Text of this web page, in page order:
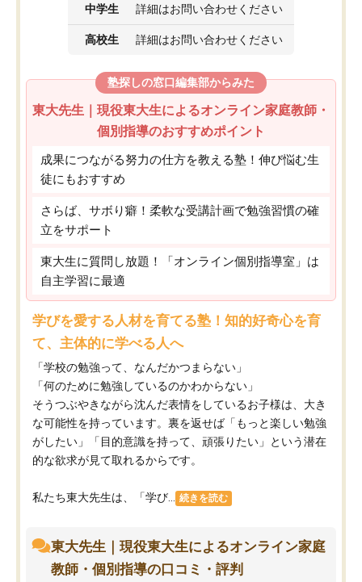
中学生 詳細はお問い合わせください
高校生 詳細はお問い合わせください
塾探しの窓口編集部からみた
東大先生｜現役東大生によるオンライン家庭教師・
個別指導のおすすめポイント
成果につながる努力の仕方を教える塾！伸び悩む生
徒にもおすすめ
さらば、サボり癖！柔軟な受講計画で勉強習慣の確
立をサポート
東大生に質問し放題！「オンライン個別指導室」は
自主学習に最適
学びを愛する人材を育てる塾！知的好奇心を育
て、主体的に学べる人へ
「学校の勉強って、なんだかつまらない」
「何のために勉強しているのかわからない」
そうつぶやきながら沈んだ表情をしているお子様は、大き
な可能性を持っています。裏を返せば「もっと楽しい勉強
がしたい」「目的意識を持って、頑張りたい」という潜在
的な欲求が見て取れるからです。
私たち東大先生は、「学び... 続きを読む
東大先生｜現役東大生によるオンライン家庭
教師・個別指導の口コミ・評判